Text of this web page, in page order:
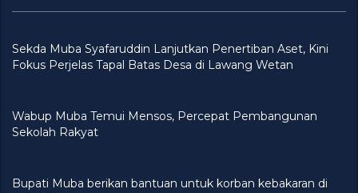
Sekda Muba Syafaruddin Lanjutkan Penertiban Aset, Kini
Fokus Perjelas Tapal Batas Desa di Lawang Wetan
Wabup Muba Temui Mensos, Percepat Pembangunan
Sekolah Rakyat
Bupati Muba berikan bantuan untuk korban kebakaran di